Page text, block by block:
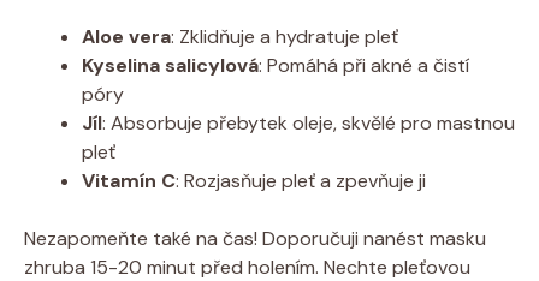
Aloe vera: Zklidňuje a hydratuje pleť
Kyselina salicylová: Pomáhá při akné a čistí
póry
Jíl: Absorbuje přebytek oleje, skvělé pro mastnou
pleť
Vitamín C: Rozjasňuje pleť a zpevňuje ji
Nezapomeňte také na čas! Doporučuji nanést masku
zhruba 15-20 minut před holením. Nechte pleťovou